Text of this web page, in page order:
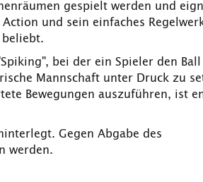
gespielt werden und
und sein einfaches
beliebt.
bei der ein Spieler den
Mannschaft unter Druck zu
Bewegungen auszuführen, ist
Gegen Abgabe des
werden.